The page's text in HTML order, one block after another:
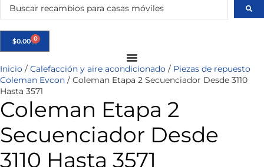
$0.00 0
Inicio / Calefacción y aire acondicionado / Piezas de repuesto
Coleman Evcon / Coleman Etapa 2 Secuenciador Desde 3110
Hasta 3571
Coleman Etapa 2
Secuenciador Desde
3110 Hasta 3571